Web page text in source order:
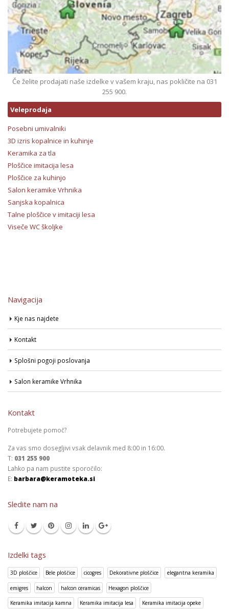
Če želite prodajati naše izdelke v vašem kraju, nas pokličite na 031
255 900.
Veleprodaja
Posebni umivalniki
3D izris kopalnice in kuhinje
Keramika za tla
Ploščice imitacija lesa
Ploščice za kuhinjo
Salon keramike Vrhnika
Sanjska kopalnica
Talne ploščice v imitaciji lesa
Viseče WC školjke
Navigacija
Kje nas najdete
Kontakt
Splošni pogoji poslovanja
Salon keramike Vrhnika
Kontakt
Potrebujete pomoč?
Za vas smo dosegljivi vsak delavnik med 8:00 in 16:00.
T: 031 255 900
Lahko pa nam pustite sporočilo:
E: barbara@keramoteka.si
Sledite nam na
Izdelki tags
3D ploščice Bele ploščice cicogres Dekorativne ploščice elegantna keramika
emigres halcon halcon ceramicas Hexagon ploščice
Keramika imitacija kamna Keramika imitacija lesa Keramika imitacija opeke